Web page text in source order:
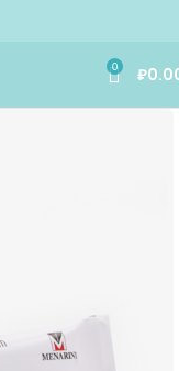
0 ₽